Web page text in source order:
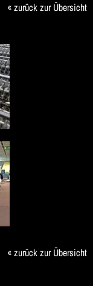
« zurück zur Übersicht
« zurück zur Übersicht